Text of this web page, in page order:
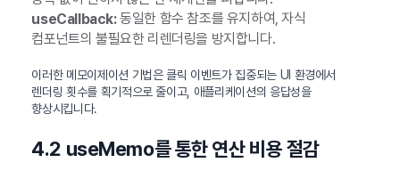
useCallback:동일한 함수 참조를 유지하여, 자식
컴포넌트의 불필요한 리렌더링을 방지합니다.
이러한 메모이제이션 기법은 클릭 이벤트가 집중되는 UI 환경에서
렌더링 횟수를 획기적으로 줄이고, 애플리케이션의 응답성을
향상시킵니다.
4.2 useMemo를 통한 연산 비용 절감